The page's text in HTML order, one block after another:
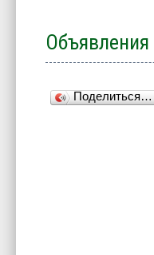
Объявления
Поделиться…